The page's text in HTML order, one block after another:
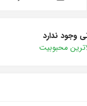
وجود ندارد
محبوبیت